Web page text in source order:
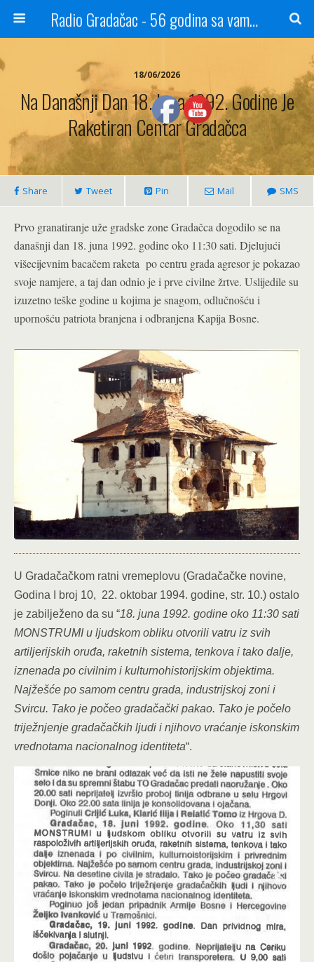
Radio Gradačac - 56 godina sa vama...
18/06/2026
Na Današnji Dan 18. Juna 1992. Godine Je
Raketiran Centar Gradačca
Share Tweet Pin Mail SMS
Prvo granatiranje uže gradske zone Gradačca dogodilo se na
današnji dan 18. juna 1992. godine oko 11:30 sati. Djelujući
višecijevnim bacačem raketa po centru grada agresor je pokazao
svoje namjere, a taj dan odnio je i prve civilne žrtve. Uslijedile su
izuzetno teške godine u kojima je snagom, odlučnošću i
upornošću patriota branjena i odbranjena Kapija Bosne.
U Gradačačkom ratni vremeplovu (Gradačačke novine,
Godina I broj 10, 22. oktobar 1994. godine, str. 10.) ostalo
je zabilježeno da su “18. juna 1992. godine oko 11:30 sati
MONSTRUMI u ljudskom obliku otvorili vatru iz svih
artiljerijskih oruđa, raketnih sistema, tenkova i tako dalje,
iznenada po civilnim i kulturnohistorijskim objektima.
Najžešće po samom centru grada, industrijskoj zoni i
Svircu. Tako je počeo gradačački pakao. Tako je počelo
triježnjenje gradačačkih ljudi i njihovo vraćanje iskonskim
vrednotama nacionalnog identiteta“.